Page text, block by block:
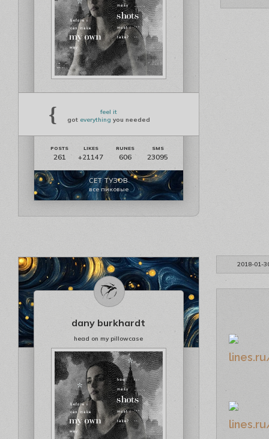
{
feel it
got everything you needed
261 +21147 606 23095
СЕТ ТУЗОВ
все пиковые
2018-01-
dany burkhardt
head on my pillowcase